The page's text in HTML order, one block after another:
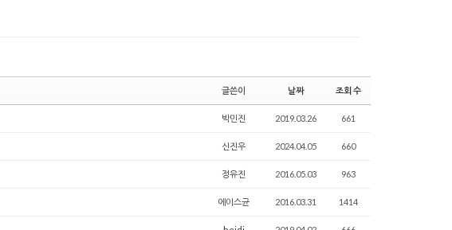
글쓴이 날짜 조회 수
박민진 2019.03.26 661
신진우 2024.04.05 660
정유진 2016.05.03 963
에이스균 2016.03.31 1414